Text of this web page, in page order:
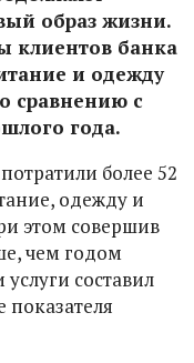
образ жизни.
клиентов банка
и одежду
сравнению с
года.
более 52
одежду и
этом совершив
чем годом
составил
показателя